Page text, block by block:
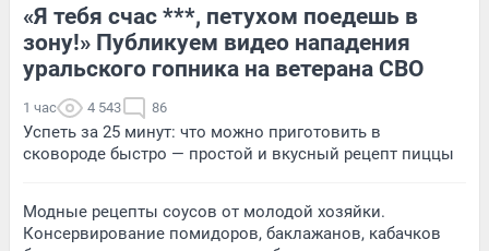
«Я тебя счас ***, петухом поедешь в
зону!» Публикуем видео нападения
уральского гопника на ветерана СВО
1 час 4 543 86
Успеть за 25 минут: что можно приготовить в
сковороде быстро — простой и вкусный рецепт пиццы
Модные рецепты соусов от молодой хозяйки.
Консервирование помидоров, баклажанов, кабачков